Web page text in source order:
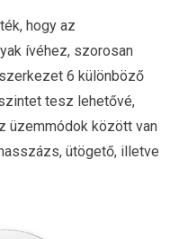
hogy az
ívéhez, szorosan
6 különböző
tesz lehetővé,
üzemmódok között van
ütögető, illetve